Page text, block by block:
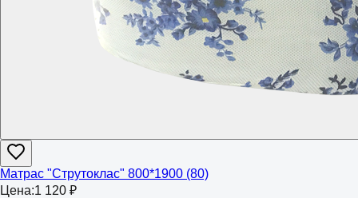
Матрас "Струтоклас" 800*1900 (80)
Цена:1 120 ₽